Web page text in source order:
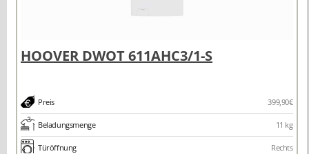
Preis 399,90€
Beladungsmenge 11 kg
Türöffnung Rechts